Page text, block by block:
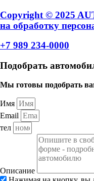
Copyright © 2025
на обработку
+7 989 234-0000
Подобрать
Мы готовы подобрать
Имя
Email
тел
Описание